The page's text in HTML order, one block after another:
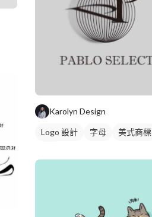
Karolyn Design
Logo 設計 字母
美式商標